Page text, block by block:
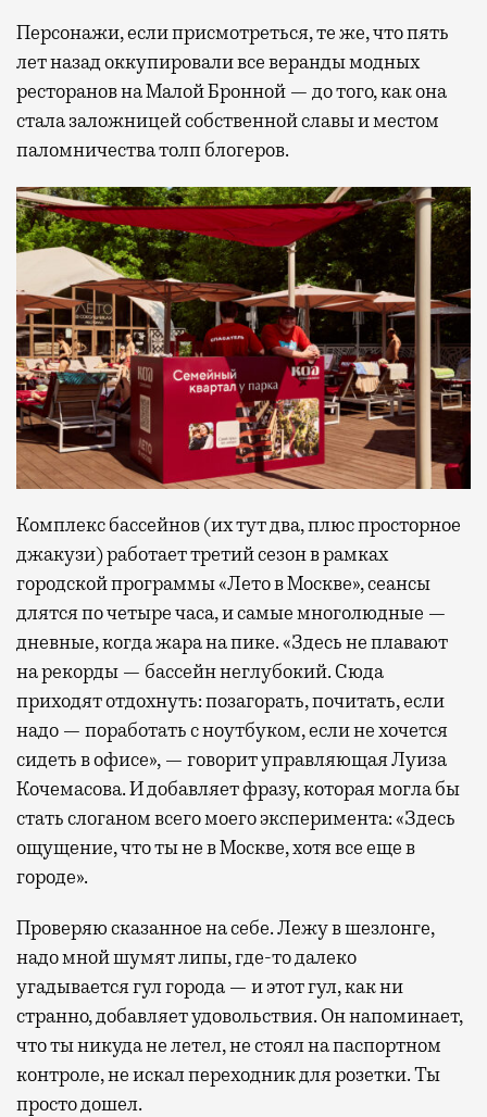
Персонажи, если присмотреться, те же, что пять
лет назад оккупировали все веранды модных
ресторанов на Малой Бронной — до того, как она
стала заложницей собственной славы и местом
паломничества толп блогеров.
Комплекс бассейнов (их тут два, плюс просторное
джакузи) работает третий сезон в рамках
городской программы «Лето в Москве», сеансы
длятся по четыре часа, и самые многолюдные —
дневные, когда жара на пике. «Здесь не плавают
на рекорды — бассейн неглубокий. Сюда
приходят отдохнуть: позагорать, почитать, если
надо — поработать с ноутбуком, если не хочется
сидеть в офисе», — говорит управляющая Луиза
Кочемасова. И добавляет фразу, которая могла бы
стать слоганом всего моего эксперимента: «Здесь
ощущение, что ты не в Москве, хотя все еще в
городе».
Проверяю сказанное на себе. Лежу в шезлонге,
надо мной шумят липы, где-то далеко
угадывается гул города — и этот гул, как ни
странно, добавляет удовольствия. Он напоминает,
что ты никуда не летел, не стоял на паспортном
контроле, не искал переходник для розетки. Ты
просто дошел.